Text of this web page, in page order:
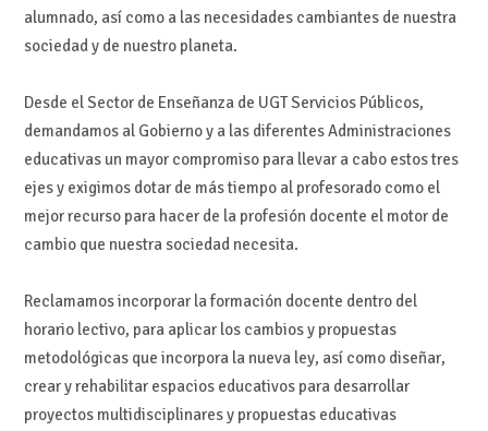
alumnado, así como a las necesidades cambiantes de nuestra
sociedad y de nuestro planeta.
Desde el Sector de Enseñanza de UGTServicios Públicos,
demandamos al Gobiernoy a las diferentesAdministraciones
educativas un mayor compromiso para llevar a cabo estos tres
ejesy exigimos dotar de más tiempo al profesorado como el
mejorrecurso para hacer de la profesión docente el motor de
cambio que nuestra sociedad necesita.
Reclamamos incorporar laformación docente dentro del
horario lectivo, para aplicar los cambios y propuestas
metodológicas que incorpora la nueva ley, así como diseñar,
crearyrehabilitar espacios educativos para desarrollar
proyectos multidisciplinares y propuestas educativas